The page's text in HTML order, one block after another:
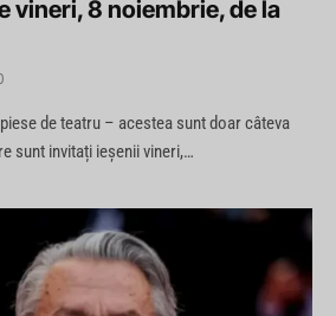
vineri, 8 noiembrie, de la
de teatru – acestea sunt doar câteva
sunt invitați ieșenii vineri,…